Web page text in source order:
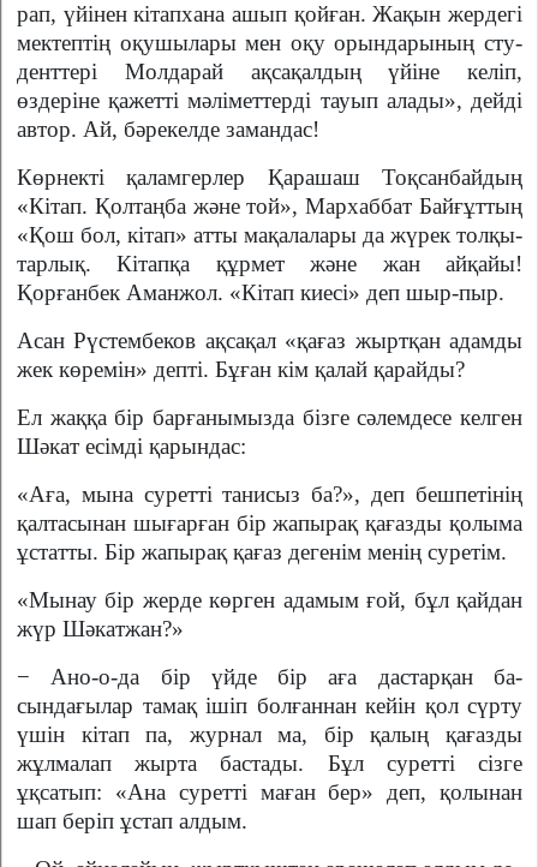
рап, үйінен кітапхана ашып қойған. Жақын жердегі
мектеп­тің оқушылары мен оқу орын­дарының сту­
денттері Мол­дарай ақсақалдың үйіне келіп,
өздеріне қажетті мәліметтерді тауып алады», дейді
автор. Ай, бәрекелде замандас!
Көрнекті қаламгерлер Қара­шаш Тоқ­санбайдың
«Кітап. Қол­таңба және той», Мархаббат Бай­ғұттың
«Қош бол, кітап» ат­ты ма­қалалары да жүрек толқы­
тарлық. Кітапқа құрмет жә­не жан айқайы!
Қорғанбек Аман­жол. «Кітап киесі» деп шыр-пыр.
Асан Рүстембеков ақсақал «қағаз жырт­­қан адамды
жек көремін» депті. Бұ­ған кім қалай қарайды?
Ел жаққа бір барғанымызда бізге сәлемдесе келген
Шәкат есім­ді қарындас:
«Аға, мына суретті танисыз ба?», деп бешпетінің
қалта­сынан шығарған бір жапырақ қағазды қолыма
ұстатты. Бір жа­пырақ қағаз дегенім менің суретім.
«Мынау бір жерде көрген ада­мым ғой, бұл қайдан
жүр Шә­катжан?»
− Ано-о-да бір үйде бір аға дастарқан ба­
сындағылар тамақ ішіп болғаннан кейін қол сүрту
үшін кітап па, журнал ма, бір қа­лың қағазды
жұлмалап жырта бастады. Бұл суретті сізге
ұқсатып: «Ана суретті ма­­ған бер» деп, қолынан
шап беріп ұстап алдым.